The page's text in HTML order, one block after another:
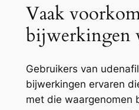
Vaak
bijwerkingen
Gebruikers van
bijwerkingen ervaren
met die waargenomen